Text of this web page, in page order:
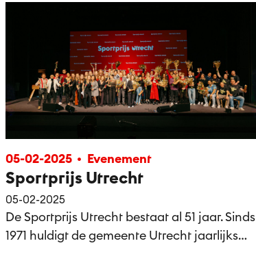
05-02-2025 Evenement
Sportprijs Utrecht
05-02-2025
De Sportprijs Utrecht bestaat al 51 jaar. Sinds
1971 huldigt de gemeente Utrecht jaarlijks